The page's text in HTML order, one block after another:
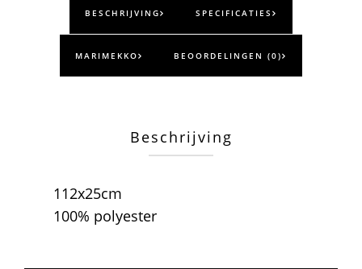
BESCHRIJVING SPECIFICATIES
MARIMEKKO BEOORDELINGEN (0)
Beschrijving
112x25cm
100% polyester